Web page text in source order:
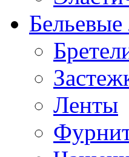
Ленты